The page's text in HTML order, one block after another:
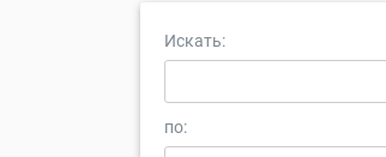
Искать:
по: